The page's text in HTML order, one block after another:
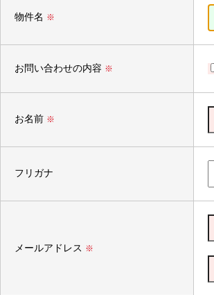
物件名 ※
お問い合わせの内容 ※
お名前 ※
フリガナ
メールアドレス ※